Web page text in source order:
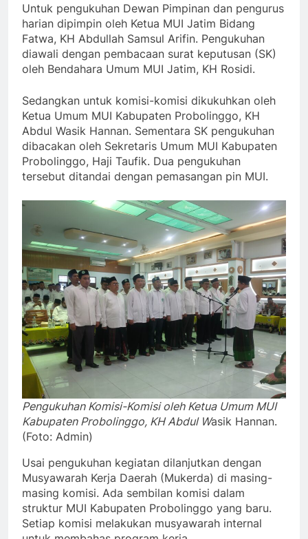
Untuk pengukuhan Dewan Pimpinan dan pengurus
harian dipimpin oleh Ketua MUI Jatim Bidang
Fatwa, KH Abdullah Samsul Arifin. Pengukuhan
diawali dengan pembacaan surat keputusan (SK)
oleh Bendahara Umum MUI Jatim, KH Rosidi.
Sedangkan untuk komisi-komisi dikukuhkan oleh
Ketua Umum MUI Kabupaten Probolinggo, KH
Abdul Wasik Hannan. Sementara SK pengukuhan
dibacakan oleh Sekretaris Umum MUI Kabupaten
Probolinggo, Haji Taufik. Dua pengukuhan
tersebut ditandai dengan pemasangan pin MUI.
Pengukuhan Komisi-Komisi oleh Ketua Umum MUI
Kabupaten Probolinggo, KH Abdul Wasik Hannan.
(Foto: Admin)
Usai pengukuhan kegiatan dilanjutkan dengan
Musyawarah Kerja Daerah (Mukerda) di masing-
masing komisi. Ada sembilan komisi dalam
struktur MUI Kabupaten Probolinggo yang baru.
Setiap komisi melakukan musyawarah internal